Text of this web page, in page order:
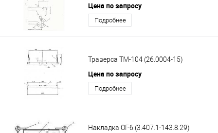
Цена по запросу
Подробнее
Траверса ТМ-104 (26.0004-15)
Цена по запросу
Подробнее
Накладка ОГ-6 (3.407.1-143.8.29)